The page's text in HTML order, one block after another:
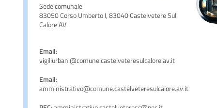
Sede comunale
83050 Corso Umberto I, 83040 Castelvetere Sul
Calore AV
Email:
vigiliurbani@comune.castelveteresulcalore.av.it
Email:
amministrativo@comune.castelveteresulcalore.av.it